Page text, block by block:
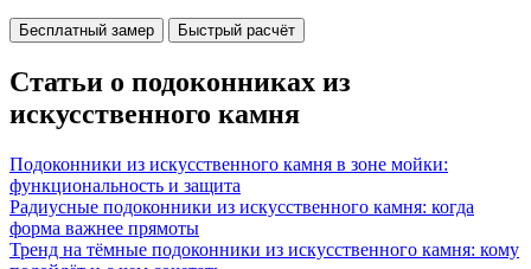
Бесплатный замер Быстрый расчёт
Статьи о подоконниках из
искусственного камня
Подоконники из искусственного камня в зоне мойки:
функциональность и защита
Радиусные подоконники из искусственного камня: когда
форма важнее прямоты
Тренд на тёмные подоконники из искусственного камня: кому